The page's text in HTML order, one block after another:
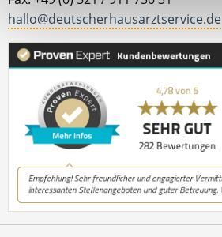
hallo@deutscherhausarztservice.de